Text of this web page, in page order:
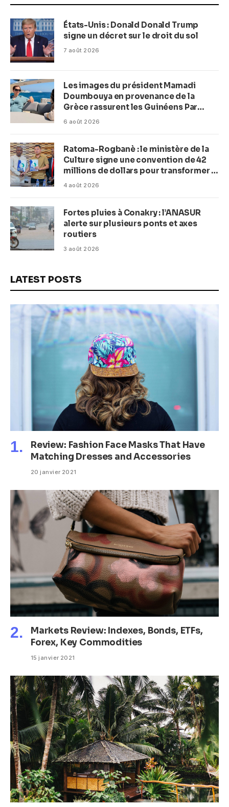
États-Unis : Donald Donald Trump
signe un décret sur le droit du sol
7 août 2026
Les images du président Mamadi
Doumbouya en provenance de la
Grèce rassurent les Guinéens Par
(Macka Baldé)
6 août 2026
Ratoma-Rogbanè : le ministère de la
Culture signe une convention de 42
millions de dollars pour transformer la
plage en complexe balnéaire
4 août 2026
Fortes pluies à Conakry : l’ANASUR
alerte sur plusieurs ponts et axes
routiers
3 août 2026
LATEST POSTS
Review: Fashion Face Masks That Have
Matching Dresses and Accessories
20 janvier 2021
Markets Review: Indexes, Bonds, ETFs,
Forex, Key Commodities
15 janvier 2021